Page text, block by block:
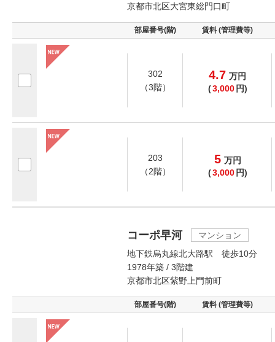
京都市北区大宮東総門口町
部屋番号(階) 賃料 (管理費等)
302
（3階）
4.7 万円
(3,000 円)
203
（2階）
5 万円
(3,000 円)
コーポ早河
マンション
地下鉄烏丸線北大路駅 徒歩10分
1978年築 / 3階建
京都市北区紫野上門前町
部屋番号(階) 賃料 (管理費等)